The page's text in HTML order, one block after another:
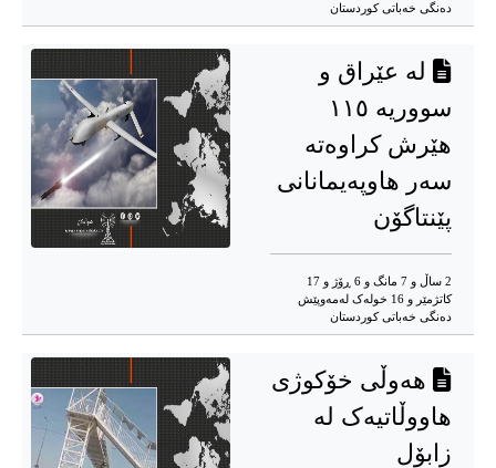
دەنگی خەباتی کوردستان
لە عێراق و
سووریە ١١٥
هێرش كراوەتە
سەر هاوپەیمانانی
پێنتاگۆن
2 ساڵ و 7 مانگ و 6 ڕۆژ و 17
کاتژمێر و 16 خوله‌ک له‌مه‌وپێش‌
دەنگی خەباتی کوردستان
هەوڵی خۆکوژی
هاووڵاتیەک لە
زابۆل